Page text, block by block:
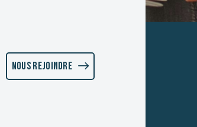
Nous rejoindre